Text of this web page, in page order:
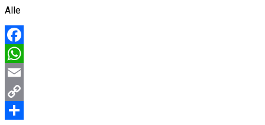
Alle
Facebook
WhatsApp
Email
Copy